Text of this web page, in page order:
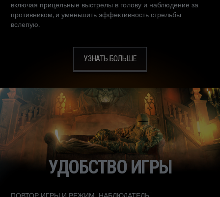
включая прицельные выстрелы в голову и наблюдение за
противником, и уменьшить эффективность стрельбы
вслепую.
УЗНАТЬ БОЛЬШЕ
УДОБСТВО ИГРЫ